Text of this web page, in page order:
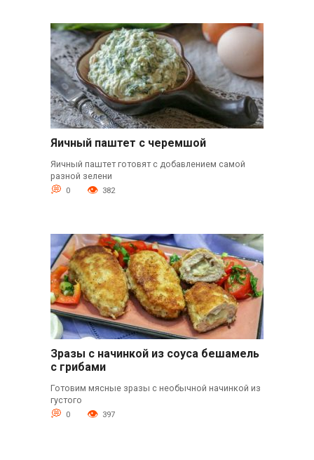
Яичный паштет с черемшой
Яичный паштет готовят с добавлением самой
разной зелени
0 382
Зразы с начинкой из соуса бешамель
с грибами
Готовим мясные зразы с необычной начинкой из
густого
0 397